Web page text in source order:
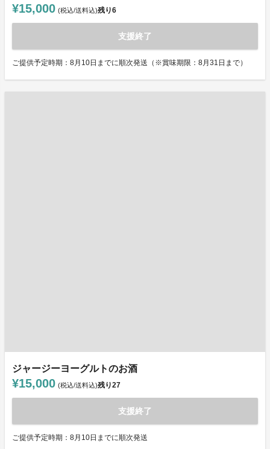
¥15,000 (税込/送料込)残り6
支援終了
ご提供予定時期：8月10日までに順次発送（※賞味期限：8月31日まで）
ジャージーヨーグルトのお酒
¥15,000 (税込/送料込)残り27
支援終了
ご提供予定時期：8月10日までに順次発送